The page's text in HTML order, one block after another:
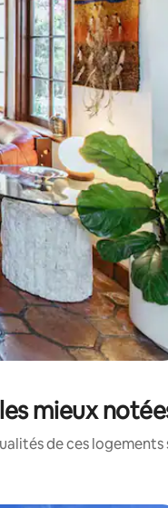
appuyant dessus et en
mieux
de ces